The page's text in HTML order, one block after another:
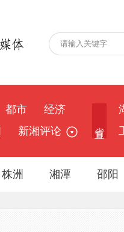
都市
经济
新湘评论
株洲 湘潭 邵阳